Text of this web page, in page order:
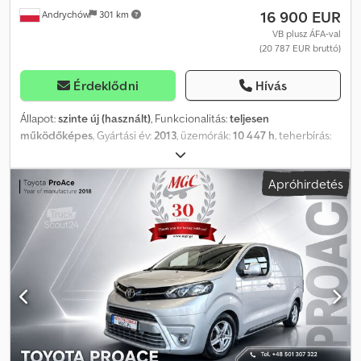
Andrychów 301 km 16 900 EUR
VB plusz ÁFA-val
(20 787 EUR bruttó)
Érdeklődni Hívás
Állapot:szinte új (használt), Funkcionalitás:teljesen
működőképes, Gyártási év:2013, üzemórák:10 447 h, teherbírás:
5 000 mm
üzemanyagtípus:gáz, oszlop típusa:duplex, motor gyártó:Toyota,
hajtástípus: automata , villa hossza:1 780 mm
, gumiabroncs
állapota:
80 százalék , Első gumiabroncs típusa:
szuperelasztikus
gumik (fekete) , első gumi méret:300x15
, hátsó gumiabroncs
méret:
7,00-12 , össztömeg: 7 098 kg, saját tömeg:
, teljes
hossz:
3 000 mm , teljes szélesség:1 400 mm, maximális teherbírás:
4 500 kg, üzemanyag:cseppfolyósított kőolajgáz (LPG)
Felszereltség:
fülke, oldaleltolás, raklapvillák, állítható gém , Régi
ár: 18 900 EUR // Új ár: 16 900 EUR Dcjdpjzqd U Rjfx Aiiok Széles
villaállító + oldalmozgató Targoncákat teljes szerviz után
értékesítünk. Azonnal használatra készen adjuk át a gépeket a
végfelhasználónak. Európán belüli és világszintű szállítás
Apróhirdetés